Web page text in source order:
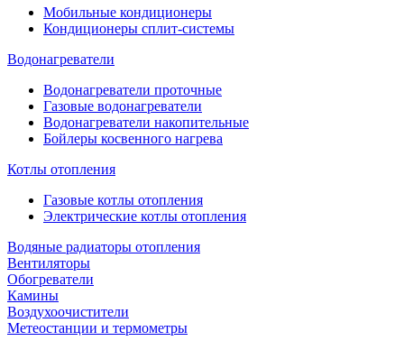
Мобильные кондиционеры
Кондиционеры сплит-системы
Водонагреватели
Водонагреватели проточные
Газовые водонагреватели
Водонагреватели накопительные
Бойлеры косвенного нагрева
Котлы отопления
Газовые котлы отопления
Электрические котлы отопления
Водяные радиаторы отопления
Вентиляторы
Обогреватели
Камины
Воздухоочистители
Метеостанции и термометры